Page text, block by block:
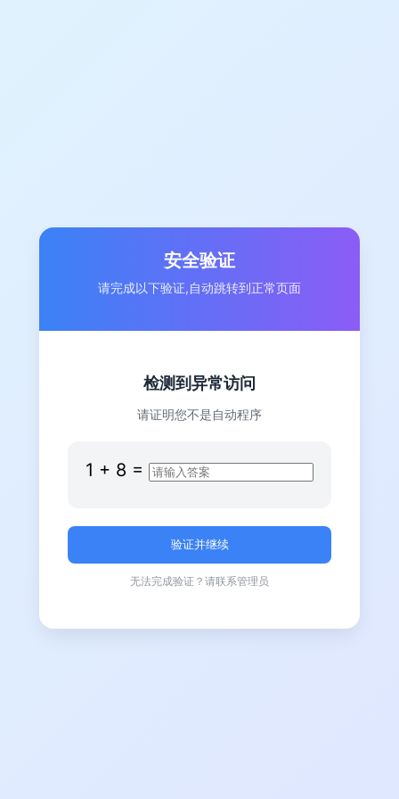
安全验证
请完成以下验证,自动跳转到正常页面
检测到异常访问
请证明您不是自动程序
1 + 8 =
无法完成验证？请联系管理员